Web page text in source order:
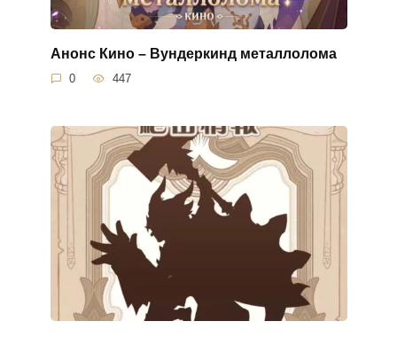
Анонс Кино – Вундеркинд металлолома
0 447